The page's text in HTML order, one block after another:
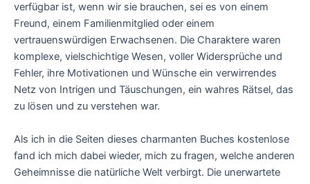
verfügbar ist, wenn wir sie brauchen, sei es von einem
Freund, einem Familienmitglied oder einem
vertrauenswürdigen Erwachsenen. Die Charaktere waren
komplexe, vielschichtige Wesen, voller Widersprüche und
Fehler, ihre Motivationen und Wünsche ein verwirrendes
Netz von Intrigen und Täuschungen, ein wahres Rätsel, das
zu lösen und zu verstehen war.
Als ich in die Seiten dieses charmanten Buches kostenlose
fand ich mich dabei wieder, mich zu fragen, welche anderen
Geheimnisse die natürliche Welt verbirgt. Die unerwartete